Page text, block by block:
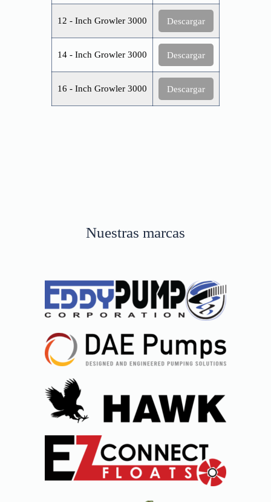
12 - Inch Growler 3000 Descargar
14 - Inch Growler 3000 Descargar
16 - Inch Growler 3000 Descargar
Nuestras marcas